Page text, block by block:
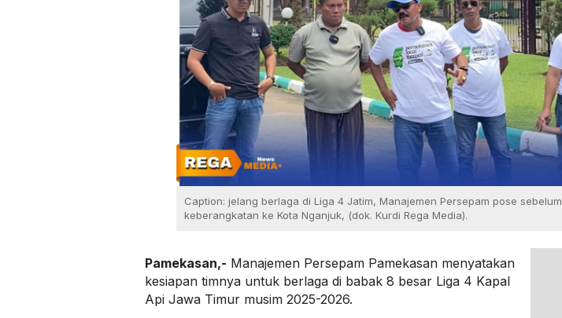
Caption: jelang berlaga di Liga 4 Jatim, Manajemen Persepam pose sebelum
keberangkatan ke Kota Nganjuk, (dok. Kurdi Rega Media).
Pamekasan,- Manajemen Persepam Pamekasan menyatakan
kesiapan timnya untuk berlaga di babak 8 besar Liga 4 Kapal
Api Jawa Timur musim 2025-2026.